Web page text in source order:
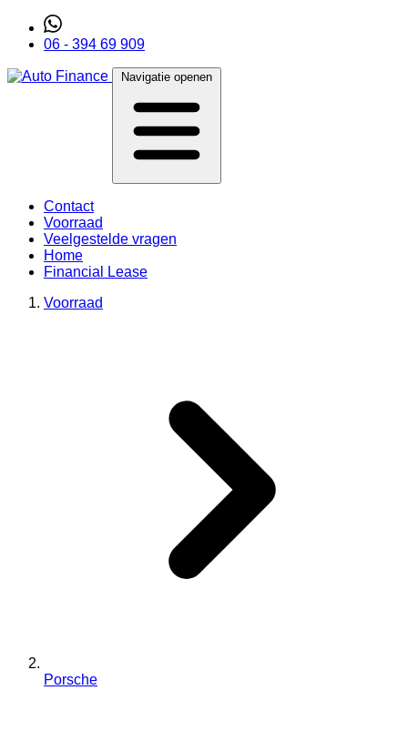
06 - 394 69 909
Navigatie openen
Contact
Voorraad
Veelgestelde vragen
Home
Financial Lease
Voorraad
Porsche